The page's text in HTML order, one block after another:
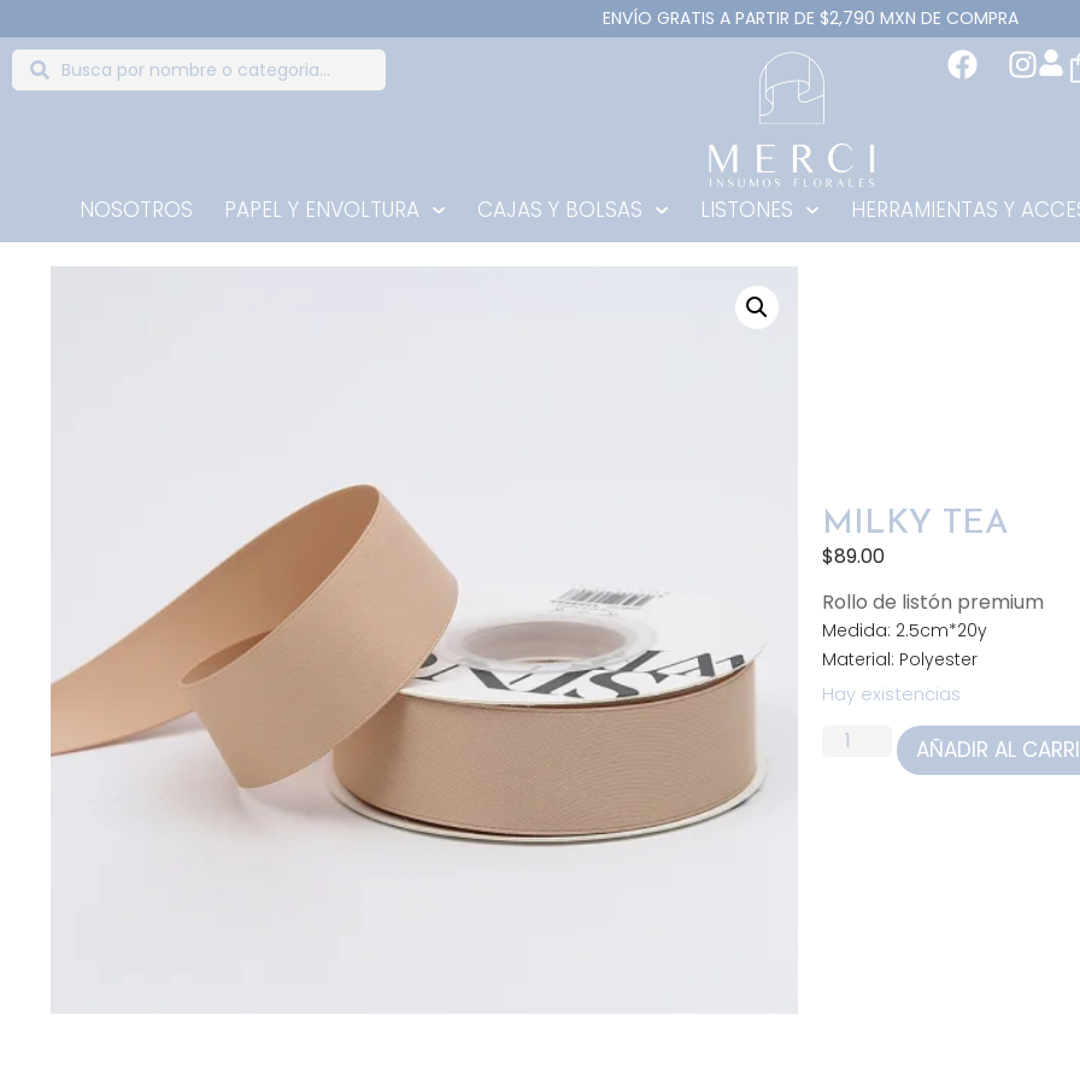
ENVÍO GRATIS A PARTIR DE $2,790 MXN DE COMPRA
NOSOTROS PAPEL Y ENVOLTURA CAJAS Y BOLSAS LISTONES HERRAMIENTAS Y
MILKY TEA
$89.00
Rollo de listón premium
Medida: 2.5cm*20y
Material: Polyester
Hay existencias
AÑADIR AL